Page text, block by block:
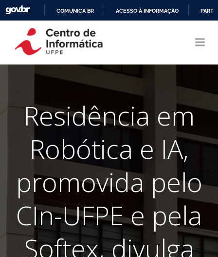
CONTEÚDO
COMUNICA BR ACESSO À INFORMAÇÃO
Residência em
Robótica e IA,
promovida pelo
CIn-UFPE e pela
Softex, divulga